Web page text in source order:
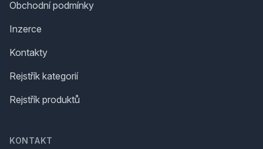
Obchodní podmínky
Inzerce
Kontakty
Rejstřík kategorií
Rejstřík produktů
KONTAKT